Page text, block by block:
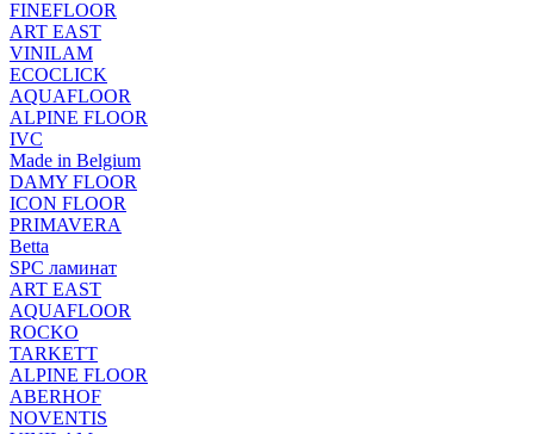
FINEFLOOR
ART EAST
VINILAM
ECOCLICK
AQUAFLOOR
ALPINE FLOOR
IVC
Made in Belgium
DAMY FLOOR
ICON FLOOR
PRIMAVERA
Betta
SPC ламинат
ART EAST
AQUAFLOOR
ROCKO
TARKETT
ALPINE FLOOR
ABERHOF
NOVENTIS